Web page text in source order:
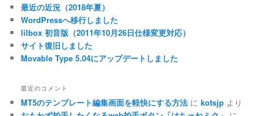
最近の近況（2018年夏）
WordPressへ移行しました
lilbox 初音版（2011年10月26日仕様変更対応）
サイト復旧しました
Movable Type 5.04にアップデートしました
最近のコメント
MT5のテンプレート編集画面を軽快にする方法にkotsjp より